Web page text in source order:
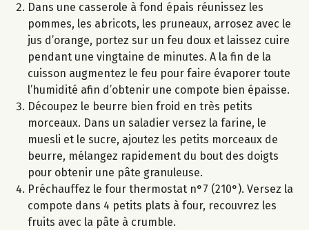
Dans une casserole à fond épais réunissez les
pommes, les abricots, les pruneaux, arrosez avec le
jus d’orange, portez sur un feu doux et laissez cuire
pendant une vingtaine de minutes. A la fin de la
cuisson augmentez le feu pour faire évaporer toute
l’humidité afin d’obtenir une compote bien épaisse.
Découpez le beurre bien froid en très petits
morceaux. Dans un saladier versez la farine, le
muesli et le sucre, ajoutez les petits morceaux de
beurre, mélangez rapidement du bout des doigts
pour obtenir une pâte granuleuse.
Préchauffez le four thermostat n°7 (210°). Versez la
compote dans 4 petits plats à four, recouvrez les
fruits avec la pâte à crumble.